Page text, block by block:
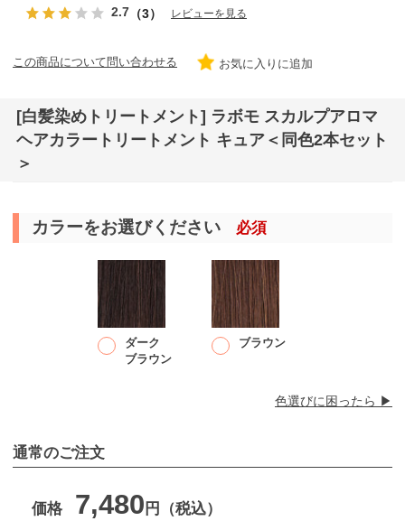
2.7 （3） レビューを見る
この商品について問い合わせる お気に入りに追加
[白髪染めトリートメント] ラボモ スカルプアロマ
ヘアカラートリートメント キュア＜同色2本セット
＞
カラーをお選びください 必須
ダーク
ブラウン
ブラウン
色選びに困ったら ▶︎
通常のご注文
価格 7,480円（税込）